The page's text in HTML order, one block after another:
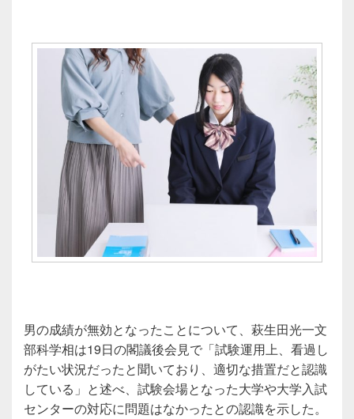
男の成績が無効となったことについて、萩生田光一文
部科学相は19日の閣議後会見で「試験運用上、看過し
がたい状況だったと聞いており、適切な措置だと認識
している」と述べ、試験会場となった大学や大学入試
センターの対応に問題はなかったとの認識を示した。